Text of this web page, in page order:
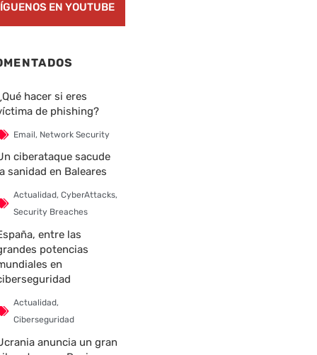
EN YOUTUBE
hacer si eres
de phishing?
Email, Network Security
ciberataque sacude
sanidad en Baleares
Actualidad, CyberAttacks,
Security Breaches
entre las
potencias
en
Actualidad,
Ciberseguridad
anuncia un gran